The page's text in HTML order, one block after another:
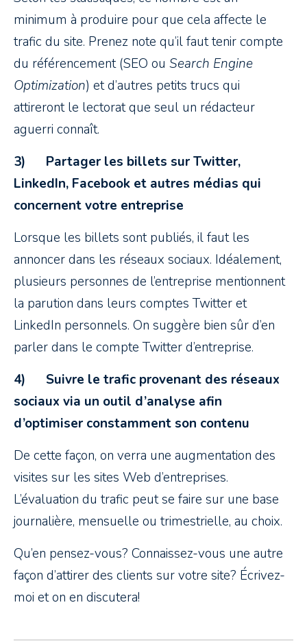
minimum à produire pour que cela affecte le
trafic du site. Prenez note qu’il faut tenir compte
du référencement (SEO ou Search Engine
Optimization) et d’autres petits trucs qui
attireront le lectorat que seul un rédacteur
aguerri connaît.
3) Partager les billets sur Twitter,
LinkedIn, Facebook et autres médias qui
concernent votre entreprise
Lorsque les billets sont publiés, il faut les
annoncer dans les réseaux sociaux. Idéalement,
plusieurs personnes de l’entreprise mentionnent
la parution dans leurs comptes Twitter et
LinkedIn personnels. On suggère bien sûr d’en
parler dans le compte Twitter d’entreprise.
4) Suivre le trafic provenant des réseaux
sociaux via un outil d’analyse afin
d’optimiser constamment son contenu
De cette façon, on verra une augmentation des
visites sur les sites Web d’entreprises.
L’évaluation du trafic peut se faire sur une base
journalière, mensuelle ou trimestrielle, au choix.
Qu’en pensez-vous? Connaissez-vous une autre
façon d’attirer des clients sur votre site? Écrivez-
moi et on en discutera!